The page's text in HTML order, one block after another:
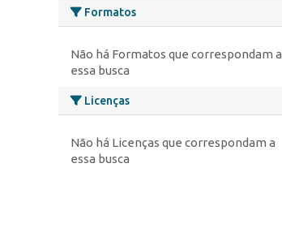
Formatos
Não há Formatos que correspondam a
essa busca
Licenças
Não há Licenças que correspondam a
essa busca